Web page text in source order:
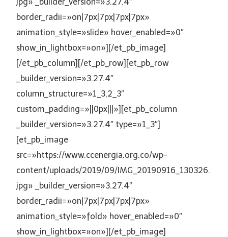
border_radii=»on|7px|7px|7px|7px»
animation_style=»slide» hover_enabled=»0″
show_in_lightbox=»on»][/et_pb_image]
[/et_pb_column][/et_pb_row][et_pb_row
_builder_version=»3.27.4″
column_structure=»1_3,2_3″
custom_padding=»||0px|||»][et_pb_column
_builder_version=»3.27.4″ type=»1_3″]
[et_pb_image
src=»https://www.ccenergia.org.co/wp-
content/uploads/2019/09/IMG_20190916_130326.
jpg» _builder_version=»3.27.4″
border_radii=»on|7px|7px|7px|7px»
animation_style=»fold» hover_enabled=»0″
show_in_lightbox=»on»][/et_pb_image]